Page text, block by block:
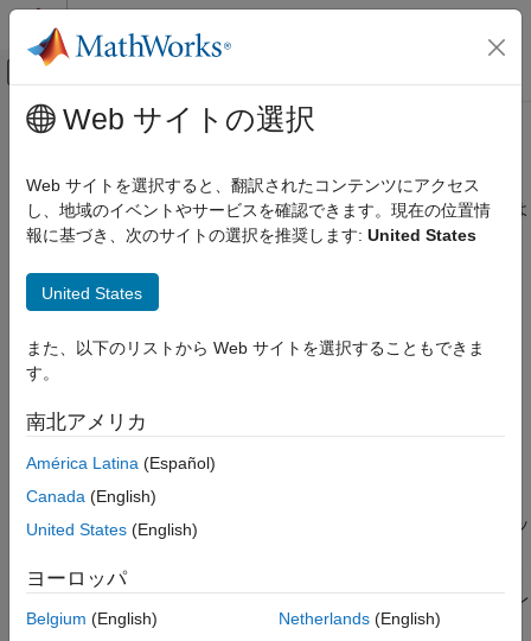
コンテンツへスキップ
オフキャンバス ナビゲーション メ
ドキュメンテーションのホーム
Embedded Coder
コード生成
C データと関数インターフェイス
Embedded Coder
コード生成
C サービス インターフェイス
構文
例
入力引数
メインコンテンツ
getSignal
ブロックの出力信号に対するコード マッピングからのコードおよ
びキャリブレーション構成の取得
ページ内をすべて折りたたむ
構文
propertyValue =
説明
propertyValue=
getSignal(myCodeMappingObj
の出力端子ハンドルによって指定された信号に対するコード マッ
返します。たとえば、この関数を使用して、信号に対して構成さ
れた測定プロパティのストレージ クラスの名前またはキャリブレ
ーション アクセスを返します。
Web サイトの選択
Web サイトを選択すると、翻訳されたコンテンツにアクセス
し、地域のイベントやサービスを確認できます。現在の位置情
報に基づき、次のサイトの選択を推奨します: United States
United States
また、以下のリストから Web サイトを選択することもできま
す。
南北アメリカ
América Latina (Español)
Canada (English)
United States (English)
ヨーロッパ
Belgium (English)
Netherlands(English)